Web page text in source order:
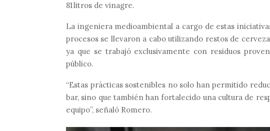
81 litros de vinagre.
La ingeniera medioambiental a cargo de estas
procesos se llevaron a cabo utilizando restos de
ya que se trabajó exclusivamente con residuos
público.
“Estas prácticas sostenibles no solo han permitido
bar, sino que también han fortalecido una cultura de
equipo”, señaló Romero.